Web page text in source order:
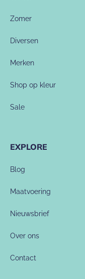
Zomer
Diversen
Merken
Shop op kleur
Sale
EXPLORE
Blog
Maatvoering
Nieuwsbrief
Over ons
Contact